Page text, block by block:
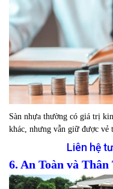
Sàn nhựa thường có giá trị
khác, nhưng vẫn giữ được vẻ
Liên hệ
6. An Toàn và